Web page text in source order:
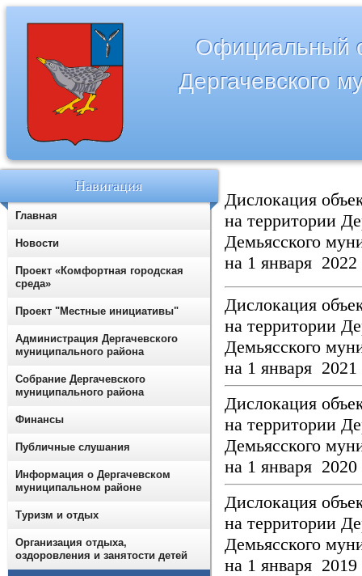
Официальный
Дергачевского
Дислокация
на территории
Демьясского
на 1 января 2022
Дислокация
на территории
Демьясского
на 1 января 2021
Дислокация
на территории
Демьясского
на 1 января 2020
Дислокация
на территории
Демьясского
на 1 января 2019
Навигация
Главная
Новости
Проект «Комфортная городская
среда»
Проект "Местные инициативы"
Администрация Дергачевского
муниципального района
Собрание Дергачевского
муниципального района
Финансы
Публичные слушания
Информация о Дергачевском
муниципальном районе
Туризм и отдых
Организация отдыха,
оздоровления и занятости детей